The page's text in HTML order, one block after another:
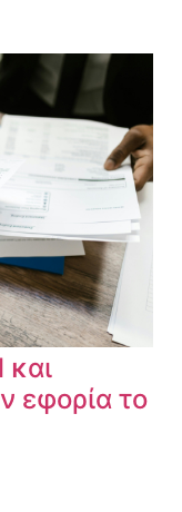
και
εφορία το